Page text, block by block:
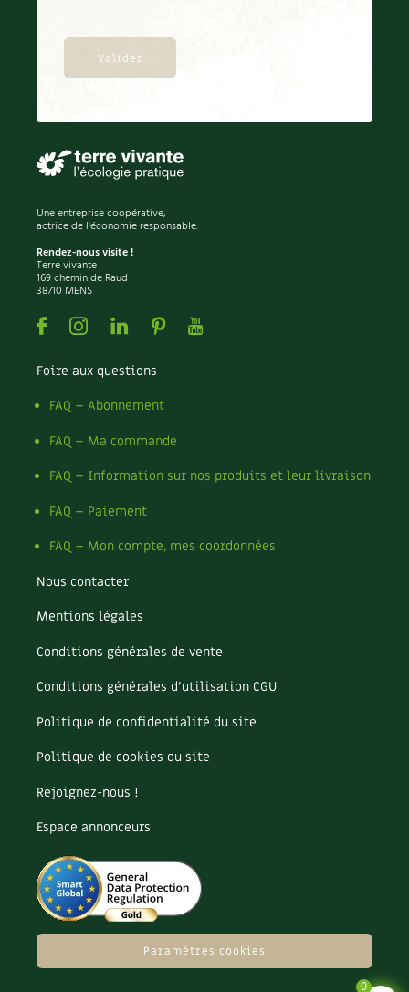
Une entreprise coopérative,
actrice de l'économie responsable.
Rendez-nous visite !
Terre vivante
169 chemin de Raud
38710 MENS
FacebookInstagramLinkedin
PinterestYoutube
Foire aux questions
FAQ – Abonnement
FAQ – Ma commande
FAQ – Information sur nos produits et leur livraison
FAQ – Paiement
FAQ – Mon compte, mes coordonnées
Nous contacter
Mentions légales
Conditions générales de vente
Conditions générales d’utilisation CGU
Politique de confidentialité du site
Politique de cookies du site
Rejoignez-nous !
Espace annonceurs
Paramètres cookies
0